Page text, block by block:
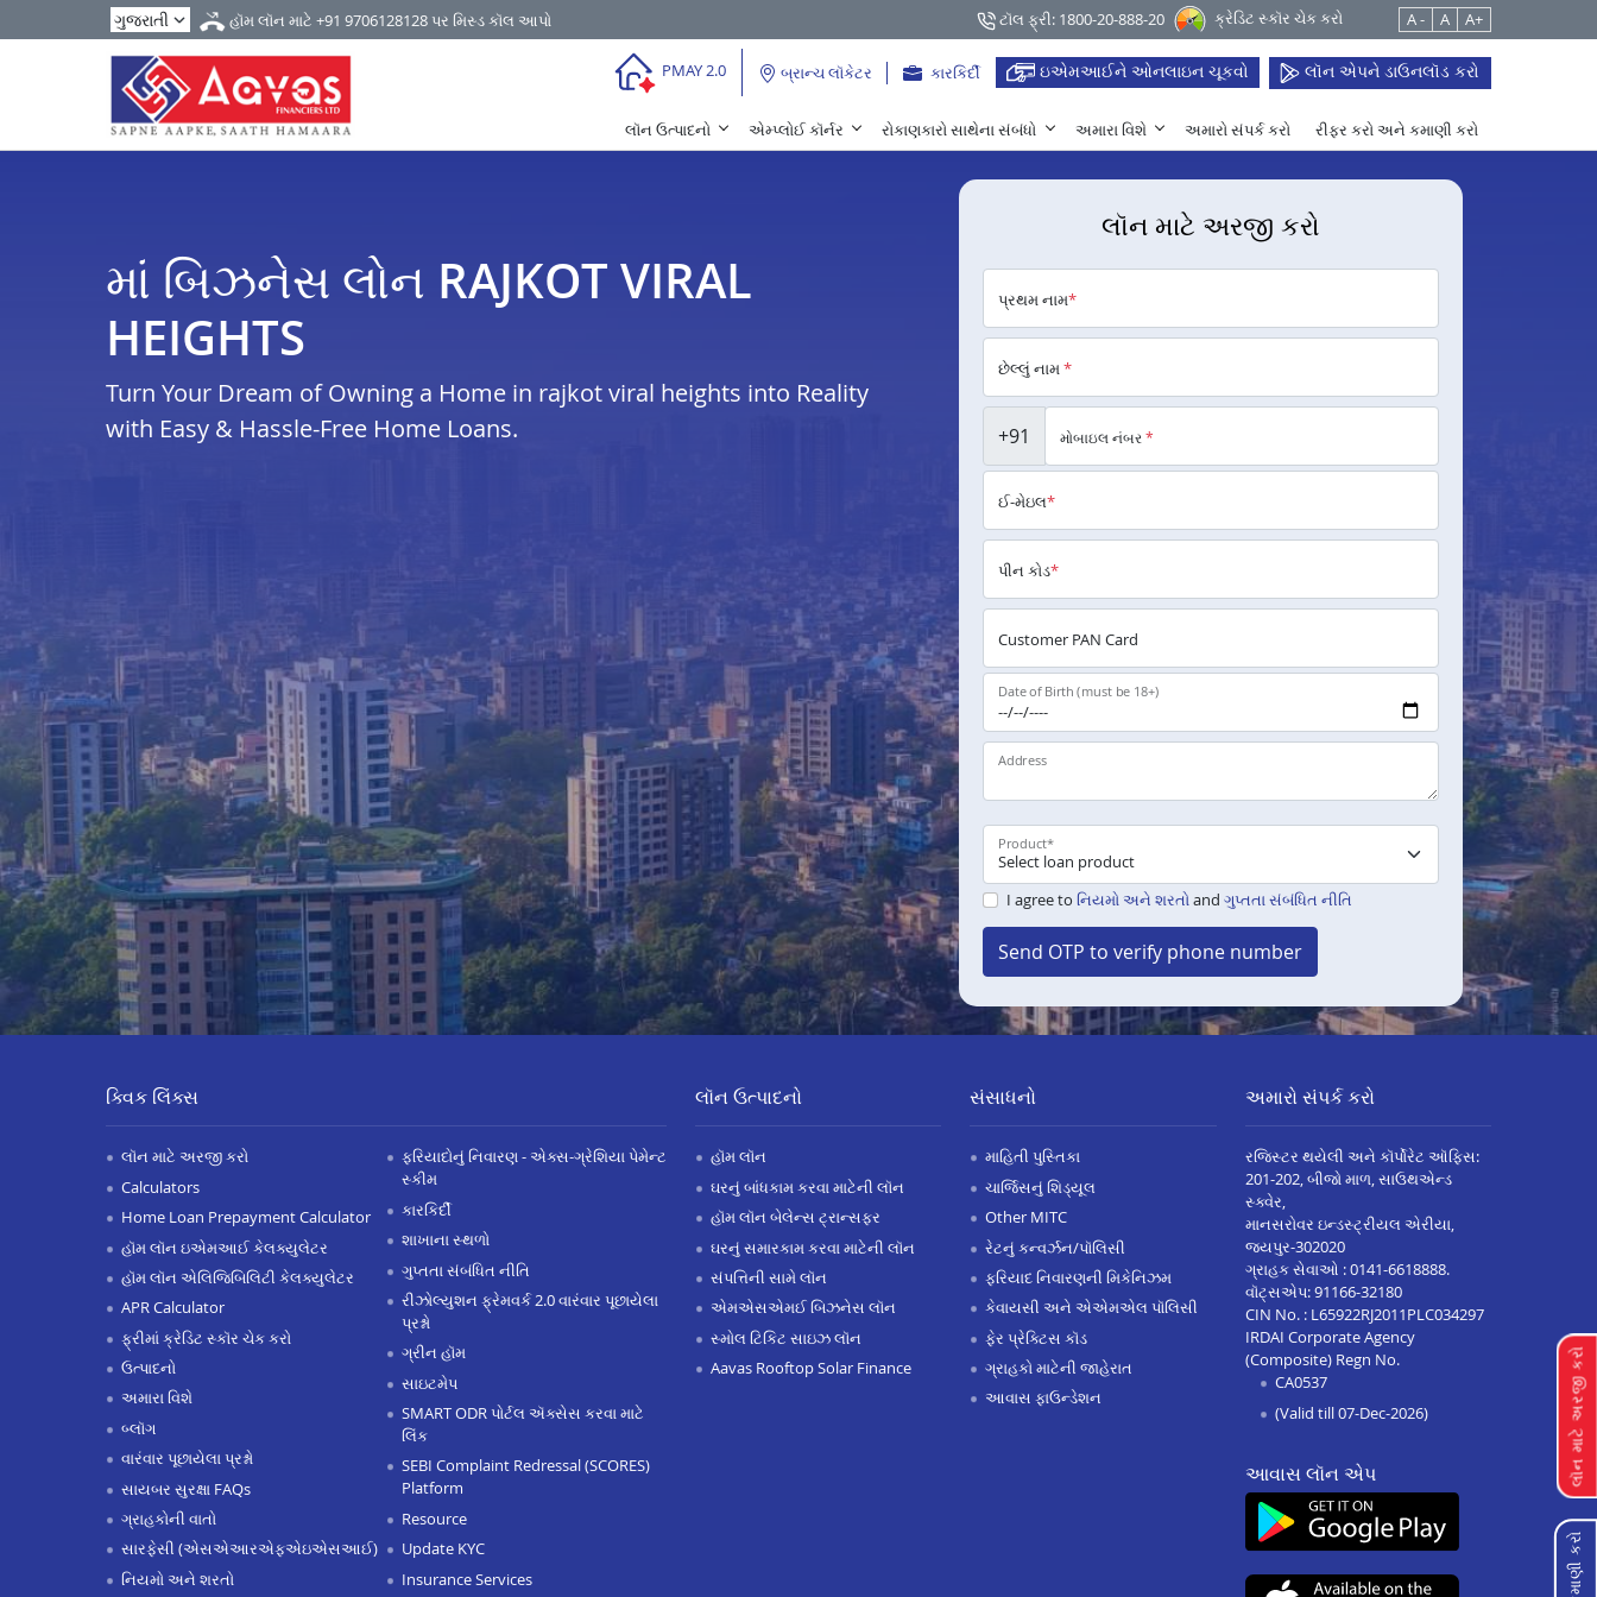
હૉમ લૉન માટે +91 9706128128પર મિસ્ડ કૉલ આપો ટૉલ ફ્રી: 1800-20-888-20 ક્રેડિટ સ્કૉર ચેક કરો A - A A+
PMAY 2.0 બ્રાન્ચ લૉકેટર કારકિર્દી ઇએમઆઈને ઓનલાઇન ચૂકવો લૉન એપને ડાઉનલૉડ કરો
લૉન ઉત્પાદનો એમ્પ્લોઈ કૉર્નર રોકાણકારો સાથેના સંબંધો અમારા વિશે અમારો સંપર્ક કરો રીફર કરો અને કમાણી કરો
માં બિઝનેસ લોન RAJKOT VIRAL
HEIGHTS
Turn Your Dream of Owning a Home in rajkot viral heights into Reality
with Easy & Hassle-Free Home Loans.
લૉન માટે અરજી કરો
પ્રથમ નામ*
છેલ્લું નામ*
+91 મોબાઇલ નંબર*
ઈ-મેઇલ*
પીન કોડ*
Customer PAN Card
Date of Birth (must be 18+)
Address
Product*
I agree to નિયમો અને શરતો and ગુપ્તતા સંબંધિત નીતિ
Send OTP to verify phone number
લૉન માટે અરજી કરો
ક્વિક લિંક્સ
લૉન માટે અરજી કરો
Calculators
Home Loan Prepayment Calculator
હૉમ લૉન ઇએમઆઈ કેલક્યુલેટર
હૉમ લૉન એલિજિબિલિટી કેલક્યુલેટર
APR Calculator
ફ્રીમાં ક્રેડિટ સ્કૉર ચેક કરો
ઉત્પાદનો
અમારા વિશે
બ્લૉગ
વારંવાર પૂછાયેલા પ્રશ્નો
સાયબર સુરક્ષા FAQs
ગ્રાહકોની વાતો
સારફેસી (એસએઆરએફએઇએસઆઈ)
નિયમો અને શરતો
ફરિયાદોનું નિવારણ - એક્સ-ગ્રેશિયા પેમેન્ટ
સ્કીમ
કારકિર્દી
શાખાના સ્થળો
ગુપ્તતા સંબંધિત નીતિ
રીઝોલ્યુશન ફ્રેમવર્ક 2.0 વારંવાર પૂછાયેલા
પ્રશ્નો
ગ્રીન હૉમ
સાઇટમેપ
SMART ODR પોર્ટલ ઍક્સેસ કરવા માટે
લિંક
SEBI Complaint Redressal (SCORES)
Platform
Resource
Update KYC
Insurance Services
લૉન ઉત્પાદનો
હૉમ લૉન
ઘરનું બાંધકામ કરવા માટેની લૉન
હૉમ લૉન બેલેન્સ ટ્રાન્સફર
ઘરનું સમારકામ કરવા માટેની લૉન
સંપત્તિની સામે લૉન
એમએસએમઈ બિઝનેસ લૉન
સ્મોલ ટિકિટ સાઇઝ લૉન
Aavas Rooftop Solar Finance
સંસાધનો
માહિતી પુસ્તિકા
ચાર્જિસનું શિડ્યૂલ
Other MITC
રેટનું કન્વર્ઝન/પૉલિસી
ફરિયાદ નિવારણની મિકેનિઝમ
કેવાયસી અને એએમએલ પૉલિસી
ફેર પ્રેક્ટિસ કૉડ
ગ્રાહકો માટેની જાહેરાત
આવાસ ફાઉન્ડેશન
અમારો સંપર્ક કરો
રજિસ્ટર થયેલી અને કૉર્પોરેટ ઑફિસ:
201-202, બીજો માળ, સાઉથએન્ડ
સ્ક્વેર,
માનસરોવર ઇન્ડસ્ટ્રીયલ એરીયા,
જયપુર-302020
ગ્રાહક સેવાઓ :0141-6618888.
વૉટ્સએપ:91166-32180
CIN No. : L65922RJ2011PLC034297
IRDAI Corporate Agency
(Composite) Regn No.
CA0537
(Valid till 07-Dec-2026)
આવાસ લૉન એપ